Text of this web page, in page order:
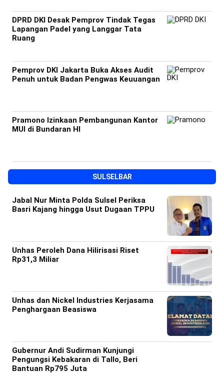
DPRD DKI Desak Pemprov Tindak Tegas
Lapangan Padel yang Langgar Tata
Ruang
Pemprov DKI Jakarta Buka Akses Audit
Penuh untuk Badan Pengwas Keuuangan
Pramono Izinkaan Pembangunan Kantor
MUI di Bundaran HI
SULSELBAR
Jabal Nur Minta Polda Sulsel Periksa
Basri Kajang hingga Usut Dugaan TPPU
Unhas Peroleh Dana Hilirisasi Riset
Rp31,3 Miliar
Unhas dan Nickel Industries Kerjasama
Penghargaan Beasiswa
Gubernur Andi Sudirman Kunjungi
Pengungsi Kebakaran di Tallo, Beri
Bantuan Rp795 Juta